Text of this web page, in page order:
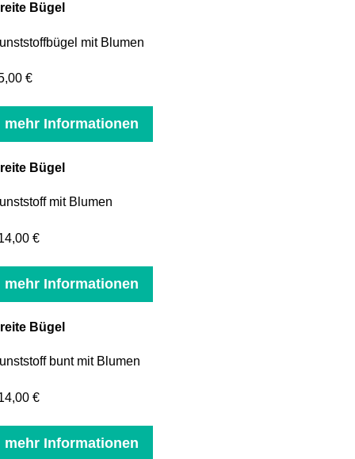
Bügel
mit Blumen
€
mehr Informationen
Bügel
mit Blumen
€
mehr Informationen
Bügel
bunt mit Blumen
€
mehr Informationen